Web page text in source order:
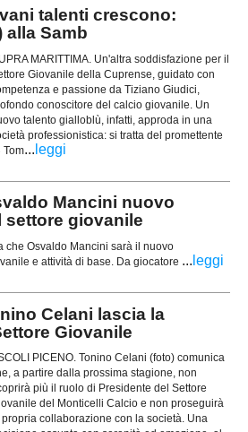
talenti crescono:
alla Samb
MARITTIMA. Un'altra soddisfazione per il
Giovanile della Cuprense, guidato con
e passione da Tiziano Giudici,
conoscitore del calcio giovanile. Un
talento gialloblù, infatti, approda in una
professionistica: si tratta del promettente
Tom... leggi
Mancini nuovo
settore giovanile
che Osvaldo Mancini sarà il nuovo
e attività di base. Da giocatore ... leggi
Celani lascia la
Giovanile
PICENO. Tonino Celani (foto) comunica
a partire dalla prossima stagione, non
più il ruolo di Presidente del Settore
del Monticelli Calcio e non proseguirà
propria collaborazione con la società. Una